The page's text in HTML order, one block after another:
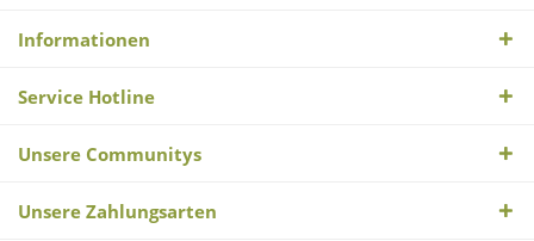
Informationen
Service Hotline
Unsere Communitys
Unsere Zahlungsarten